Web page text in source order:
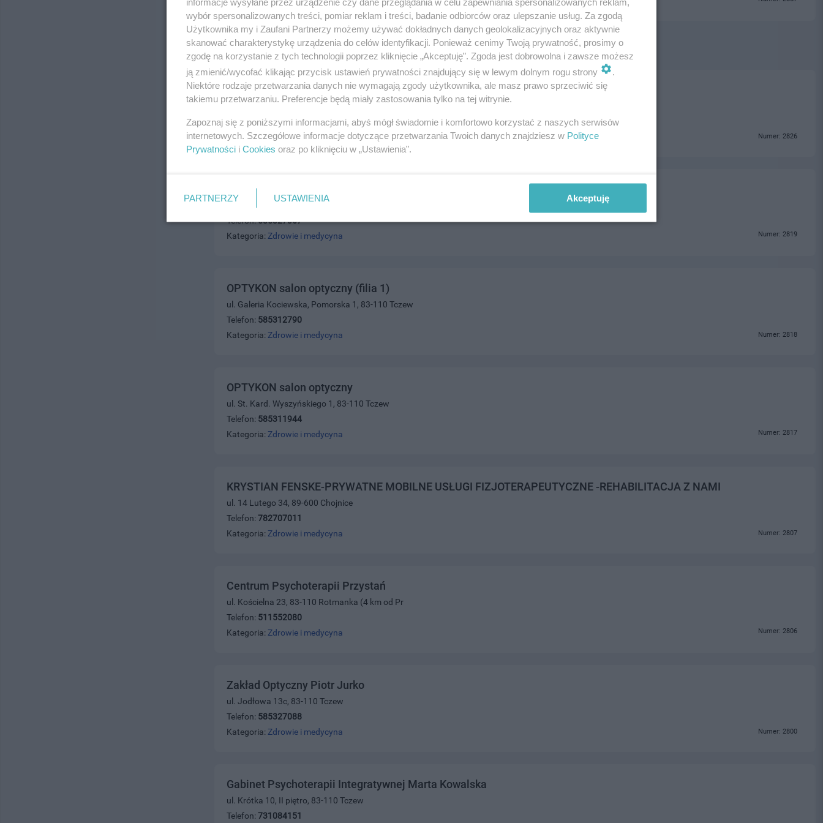
Fi Clinic Stomatologia Mikroskopowa
ul. Wincentego Pola 1, 83-110 Tczew
Telefon:792201210
Kategoria:Zdrowie i medycyna Numer: 2826
OPTYKON salon optyczny (filia 2)
Telefon:585327367
Kategoria: Zdrowie i medycyna Numer: 2819
OPTYKON salon optyczny (filia 1)
ul. Galeria Kociewska, Pomorska 1, 83-110 Tczew
Telefon: 585312790
Kategoria: Zdrowie i medycyna Numer: 2818
OPTYKON salon optyczny
ul. St. Kard. Wyszyńskiego 1, 83-110 Tczew
Telefon: 585311944
Kategoria: Zdrowie i medycyna Numer: 2817
KRYSTIAN FENSKE-PRYWATNE MOBILNE USŁUGI FIZJOTERAPEUTYCZNE -REHABILITACJA Z NAMI
ul. 14 Lutego 34, 89-600 Chojnice
Telefon: 782707011
Kategoria: Zdrowie i medycyna Numer: 2807
Centrum Psychoterapii Przystań
ul. Kościelna 23, 83-110 Rotmanka (4 km od Pr
Telefon: 511552080
Kategoria: Zdrowie i medycyna Numer: 2806
Zakład Optyczny Piotr Jurko
ul. Jodłowa 13c, 83-110 Tczew
Telefon: 585327088
Kategoria: Zdrowie i medycyna Numer: 2800
Gabinet Psychoterapii Integratywnej Marta Kowalska
ul. Krótka 10, II piętro, 83-110 Tczew
Telefon: 731084151
wybór spersonalizowanych treści, pomiar reklam i treści, badanie odbiorców oraz ulepszanie usług. Za zgodą
Użytkownika my i Zaufani Partnerzy możemy używać dokładnych danych geolokalizacyjnych oraz aktywnie
skanować charakterystykę urządzenia do celów identyfikacji. Ponieważ cenimy Twoją prywatność, prosimy o
zgodę na korzystanie z tych technologii poprzez kliknięcie „Akceptuję”. Zgoda jest dobrowolna i zawsze możesz
ją zmienić/wycofać klikając przycisk ustawień prywatności znajdujący się w lewym dolnym rogu strony
.
Niektóre rodzaje przetwarzania danych nie wymagają zgody użytkownika, ale masz prawo sprzeciwić się
takiemu przetwarzaniu. Preferencje będą miały zastosowania tylko na tej witrynie.
Zapoznaj się z poniższymi informacjami, abyś mógł świadomie i komfortowo korzystać z naszych serwisów
internetowych. Szczegółowe informacje dotyczące przetwarzania Twoich danych znajdziesz w Polityce
Prywatności i Cookies oraz po kliknięciu w „Ustawienia”.
PARTNERZY USTAWIENIA Akceptuję